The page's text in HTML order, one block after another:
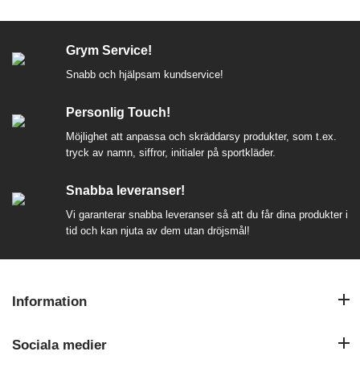
Grym Service!
Snabb och hjälpsam kundservice!
Personlig Touch!
Möjlighet att anpassa och skräddarsy produkter, som t.ex.
tryck av namn, siffror, initialer på sportkläder.
Snabba leveranser!
Vi garanterar snabba leveranser så att du får dina produkter i
tid och kan njuta av dem utan dröjsmål!
Information
Sociala medier